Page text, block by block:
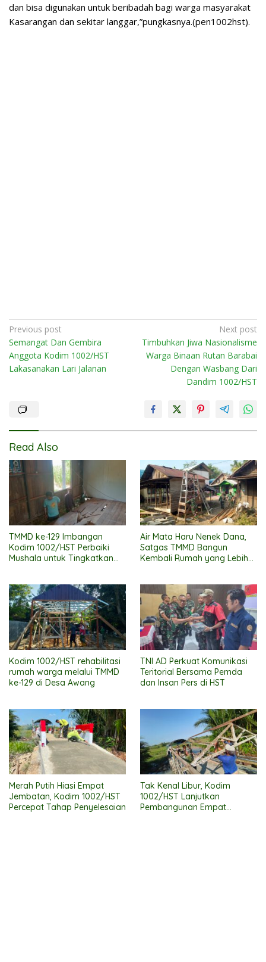
dan bisa digunakan untuk beribadah bagi warga masyarakat
Kasarangan dan sekitar langgar,”pungkasnya.(pen1002hst).
Post
navigation
Previous post
Semangat Dan Gembira
Anggota Kodim 1002/HST
Lakasanakan Lari Jalanan
Next post
Timbuhkan Jiwa Nasionalisme
Warga Binaan Rutan Barabai
Dengan Wasbang Dari
Dandim 1002/HST
Read Also
TMMD ke-129 Imbangan
Kodim 1002/HST Perbaiki
Mushala untuk Tingkatkan
Air Mata Haru Nenek Dana,
Satgas TMMD Bangun
Kembali Rumah yang Lebih
Kodim 1002/HST rehabilitasi
rumah warga melalui TMMD
ke-129 di Desa Awang
TNI AD Perkuat Komunikasi
Teritorial Bersama Pemda
dan Insan Pers di HST
Merah Putih Hiasi Empat
Jembatan, Kodim 1002/HST
Percepat Tahap Penyelesaian
Tak Kenal Libur, Kodim
1002/HST Lanjutkan
Pembangunan Empat